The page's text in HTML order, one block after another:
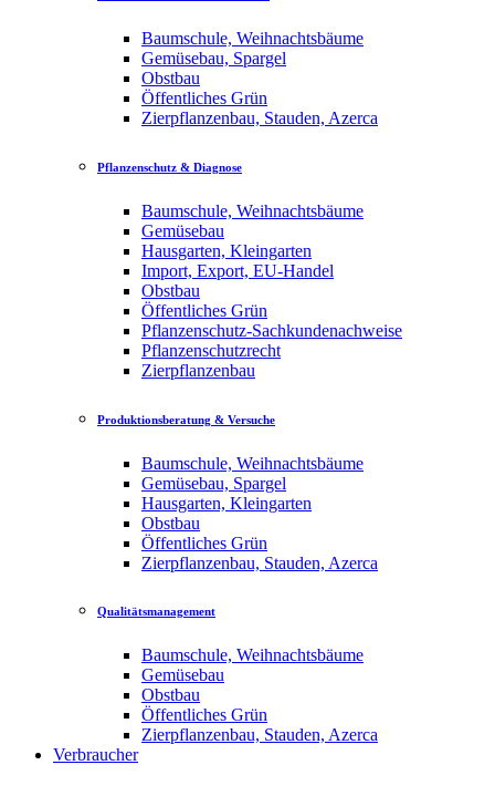
Baumschule, Weihnachtsbäume
Gemüsebau, Spargel
Obstbau
Öffentliches Grün
Zierpflanzenbau, Stauden, Azerca
Pflanzenschutz & Diagnose
Baumschule, Weihnachtsbäume
Gemüsebau
Hausgarten, Kleingarten
Import, Export, EU-Handel
Obstbau
Öffentliches Grün
Pflanzenschutz-Sachkundenachweise
Pflanzenschutzrecht
Zierpflanzenbau
Produktionsberatung & Versuche
Baumschule, Weihnachtsbäume
Gemüsebau, Spargel
Hausgarten, Kleingarten
Obstbau
Öffentliches Grün
Zierpflanzenbau, Stauden, Azerca
Qualitätsmanagement
Baumschule, Weihnachtsbäume
Gemüsebau
Obstbau
Öffentliches Grün
Zierpflanzenbau, Stauden, Azerca
Verbraucher